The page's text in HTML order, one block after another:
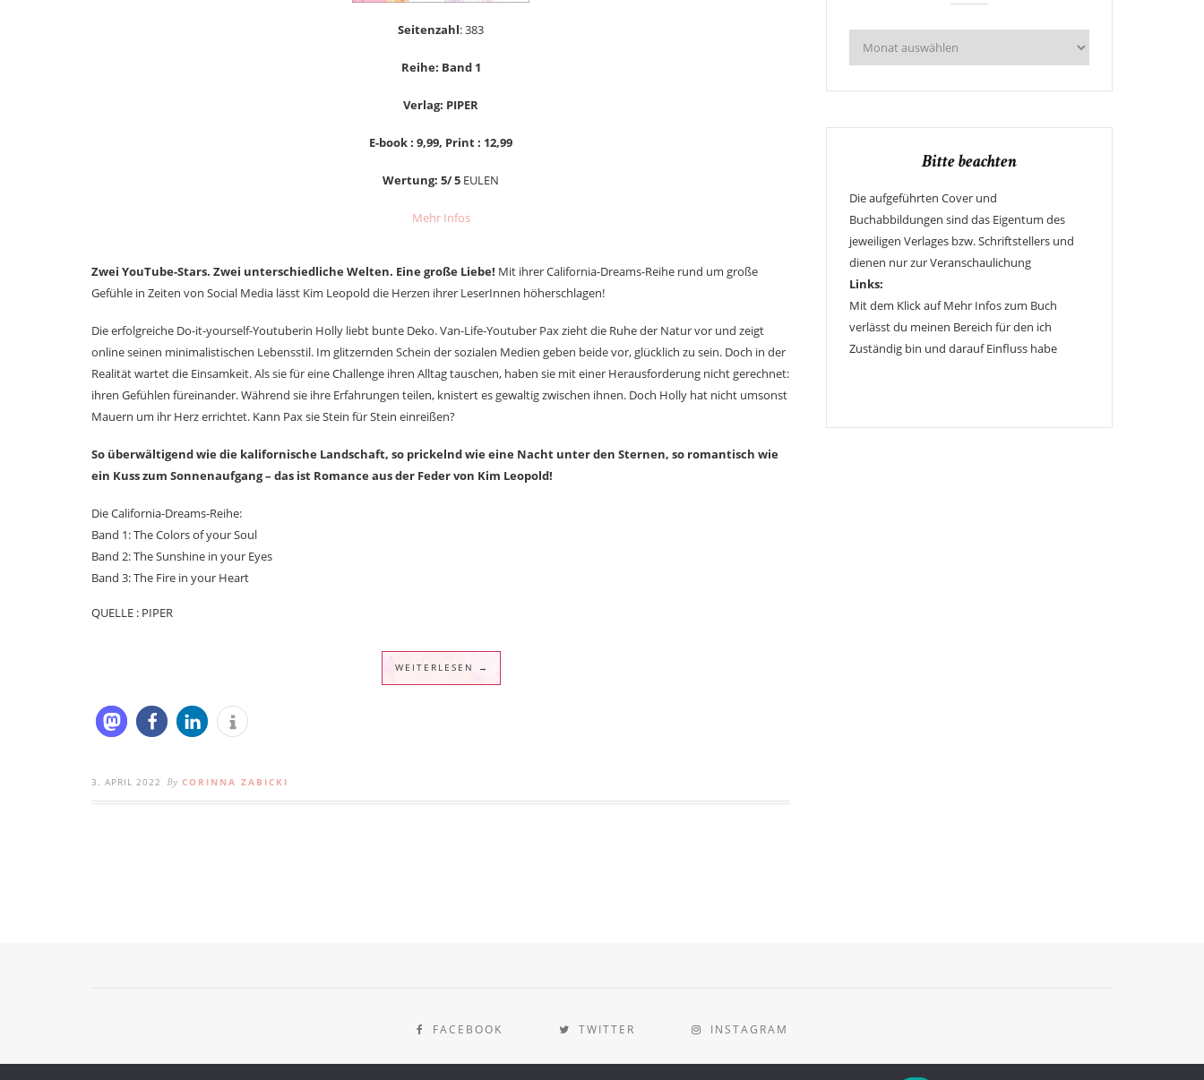
Seitenzahl: 383
Reihe: Band 1
Verlag: PIPER
E-book : 9,99, Print : 12,99
Wertung: 5/ 5 EULEN
Mehr Infos
Zwei YouTube-Stars. Zwei unterschiedliche Welten. Eine große Liebe! Mit ihrer California-Dreams-Reihe rund um große
Gefühle in Zeiten von Social Media lässt Kim Leopold die Herzen ihrer LeserInnen höherschlagen!
Die erfolgreiche Do-it-yourself-Youtuberin Holly liebt bunte Deko. Van-Life-Youtuber Pax zieht die Ruhe der Natur vor und zeigt
online seinen minimalistischen Lebensstil. Im glitzernden Schein der sozialen Medien geben beide vor, glücklich zu sein. Doch in der
Realität wartet die Einsamkeit. Als sie für eine Challenge ihren Alltag tauschen, haben sie mit einer Herausforderung nicht gerechnet:
ihren Gefühlen füreinander. Während sie ihre Erfahrungen teilen, knistert es gewaltig zwischen ihnen. Doch Holly hat nicht umsonst
Mauern um ihr Herz errichtet. Kann Pax sie Stein für Stein einreißen?
So überwältigend wie die kalifornische Landschaft, so prickelnd wie eine Nacht unter den Sternen, so romantisch wie
ein Kuss zum Sonnenaufgang – das ist Romance aus der Feder von Kim Leopold!
Die California-Dreams-Reihe:
Band 1: The Colors of your Soul
Band 2: The Sunshine in your Eyes
Band 3: The Fire in your Heart
QUELLE : PIPER
WEITERLESEN →
3. APRIL 2022 By CORINNA ZABICKI
Bitte beachten
Die aufgeführten Cover und
Buchabbildungen sind das Eigentum des
jeweiligen Verlages bzw. Schriftstellers und
dienen nur zur Veranschaulichung
Links:
Mit dem Klick auf Mehr Infos zum Buch
verlässt du meinen Bereich für den ich
Zuständig bin und darauf Einfluss habe
FACEBOOK TWITTER INSTAGRAM